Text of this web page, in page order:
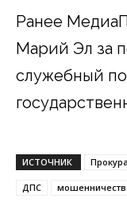
Ранее
Марий Эл за
служебный
ИСТОЧНИК
ДПС